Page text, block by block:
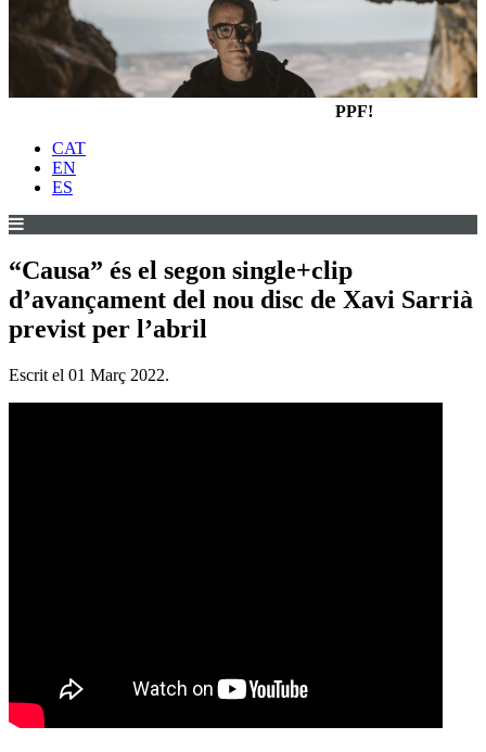
PPF!
CAT
EN
ES
“Causa” és el segon single+clip
d’avançament del nou disc de Xavi Sarrià
previst per l’abril
Escrit el 01 Març 2022.